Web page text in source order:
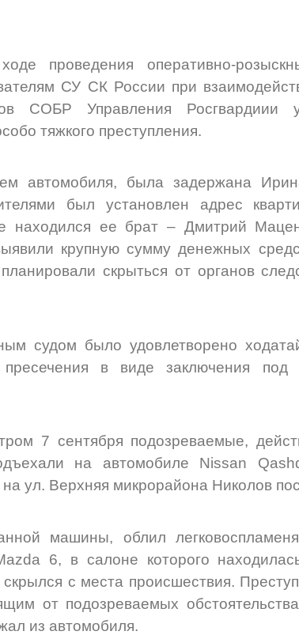
проведения оперативно-
СУ СК России при
СОБР Управления Росгвардиии
тяжкого преступления.
автомобиля, была задержана
был установлен адрес
находился ее брат – Дмитрий
крупную сумму денежных
скрыться от органов
судом было удовлетворено
в виде заключения под
7 сентября подозреваемые,
на автомобиле Nissan
ул. Верхняя микрорайона Николов
машины, облил
6, в салоне которого
с места происшествия.
от подозреваемых
из автомобиля.